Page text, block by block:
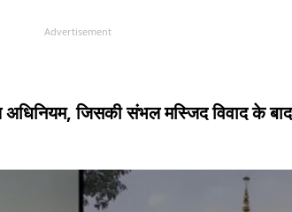
Advertisement
जिसकी संभल मस्जिद विवाद के बाद